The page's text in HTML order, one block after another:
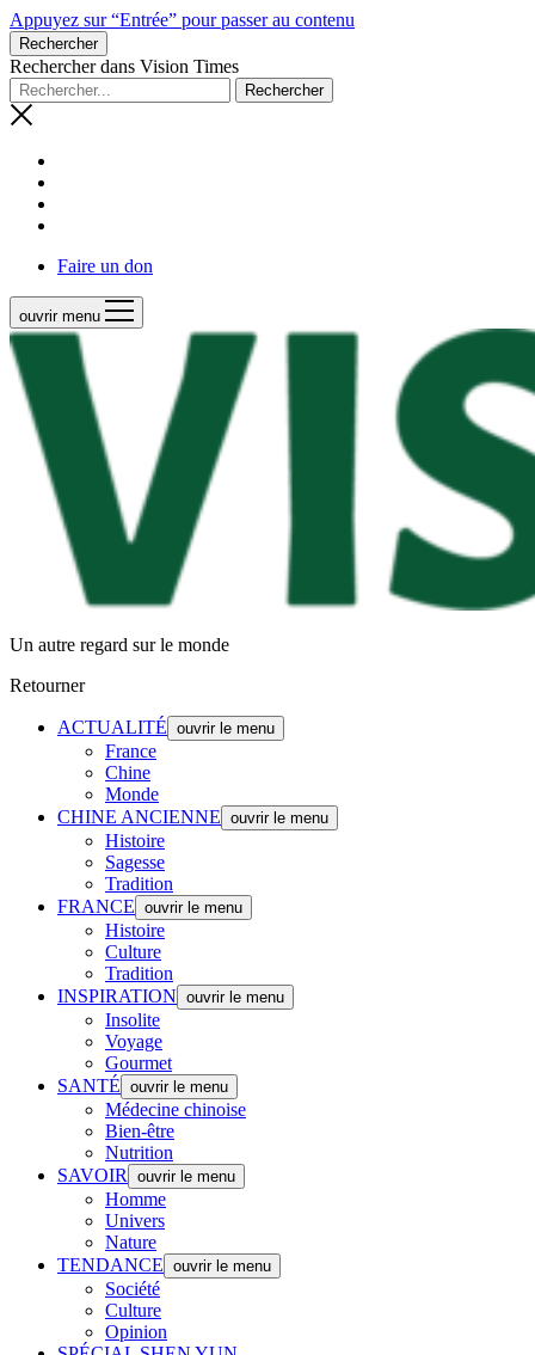
Appuyez sur “Entrée” pour passer au contenu
Rechercher
Rechercher dans Vision Times
Faire un don
ouvrir menu
Un autre regard sur le monde
Retourner
ACTUALITÉ ouvrir le menu
France
Chine
Monde
CHINE ANCIENNE ouvrir le menu
Histoire
Sagesse
Tradition
FRANCE ouvrir le menu
Histoire
Culture
Tradition
INSPIRATION ouvrir le menu
Insolite
Voyage
Gourmet
SANTÉ ouvrir le menu
Médecine chinoise
Bien-être
Nutrition
SAVOIR
ouvrir le menu
Homme
Univers
Nature
TENDANCE ouvrir le menu
Société
Culture
Opinion